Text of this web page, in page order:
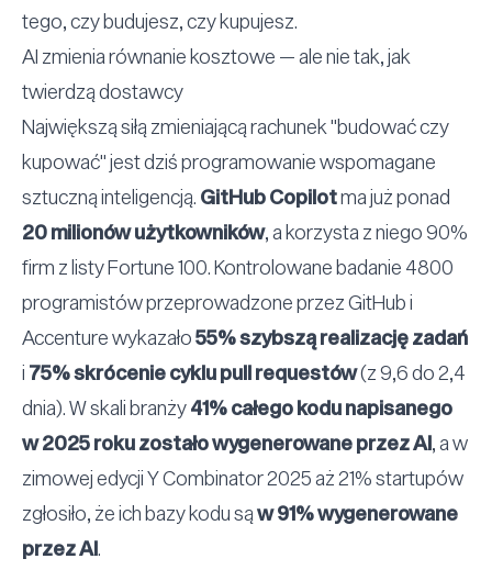
tego, czy budujesz, czy kupujesz.
AI zmienia równanie kosztowe — ale nie tak, jak
twierdzą dostawcy
Największą siłą zmieniającą rachunek"budować czy
kupować"jest dziś programowanie wspomagane
sztuczną inteligencją. GitHub Copilotma już ponad
20 milionów użytkowników, a korzysta z niego 90%
firm z listy Fortune 100. Kontrolowane badanie 4800
programistów przeprowadzone przez GitHub i
Accenture wykazało55% szybszą realizację zadań
i 75% skrócenie cyklu pull requestów(z 9,6 do 2,4
dnia). W skali branży41% całego kodu napisanego
w 2025 roku zostało wygenerowane przez AI, a w
zimowej edycji Y Combinator 2025 aż 21% startupów
zgłosiło, że ich bazy kodu sąw 91% wygenerowane
przez AI.